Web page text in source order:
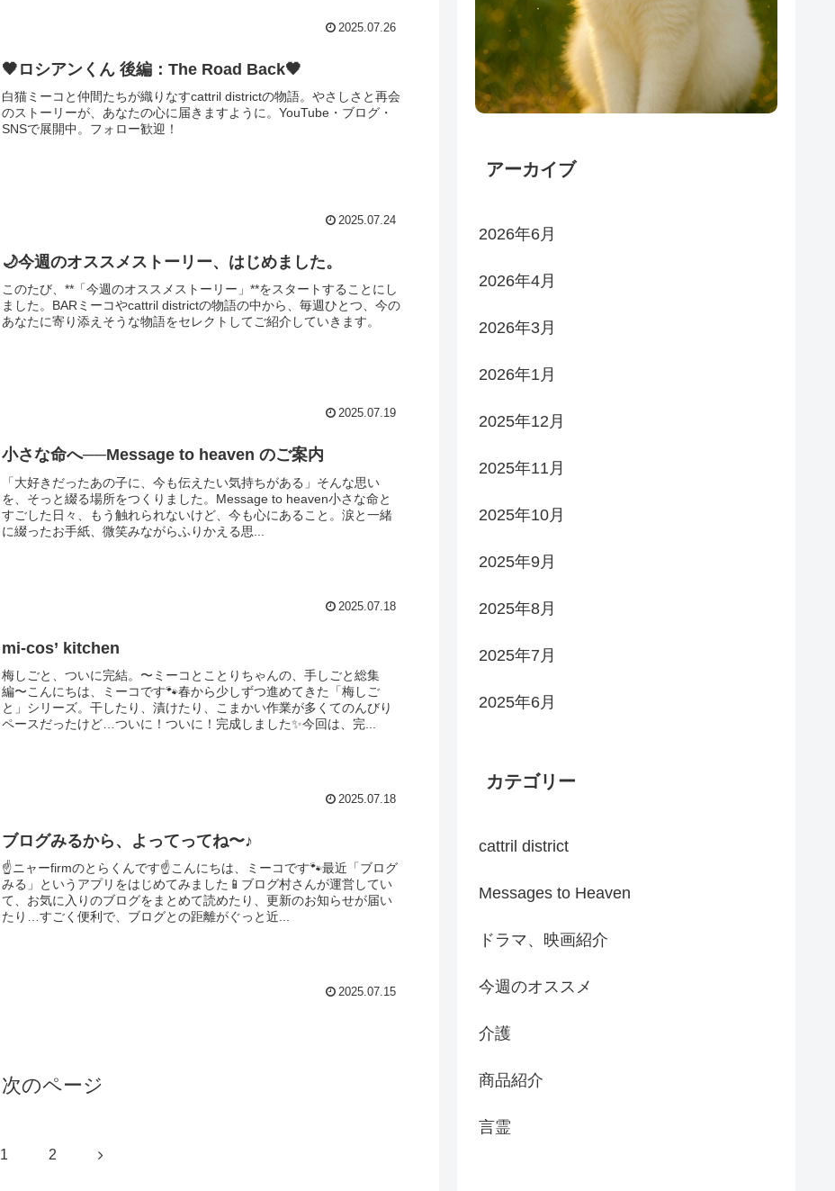
2025.07.26
🖤ロシアンくん 後編：The Road Back🖤
白猫ミーコと仲間たちが織りなすcattril districtの物語。やさしさと再会
のストーリーが、あなたの心に届きますように。YouTube・ブログ・
SNSで展開中。フォロー歓迎！
2025.07.24
🌙今週のオススメストーリー、はじめました。
このたび、**「今週のオススメストーリー」**をスタートすることにし
ました。BARミーコやcattril districtの物語の中から、毎週ひとつ、今の
あなたに寄り添えそうな物語をセレクトしてご紹介していきます。
2025.07.19
小さな命へ──Message to heaven のご案内
「大好きだったあの子に、今も伝えたい気持ちがある」そんな思い
を、そっと綴る場所をつくりました。Message to heaven小さな命と
すごした日々、もう触れられないけど、今も心にあること。涙と一緒
に綴ったお手紙、微笑みながらふりかえる思...
2025.07.18
mi-cos’ kitchen
梅しごと、ついに完結。〜ミーコとことりちゃんの、手しごと総集
編〜こんにちは、ミーコです🐾春から少しずつ進めてきた「梅しご
と」シリーズ。干したり、漬けたり、こまかい作業が多くてのんびり
ペースだったけど…ついに！ついに！完成しました✨今回は、完...
2025.07.18
ブログみるから、よってってね〜♪
☝️ニャーfirmのとらくんです☝️こんにちは、ミーコです🐾最近「ブログ
みる」というアプリをはじめてみました📱ブログ村さんが運営してい
て、お気に入りのブログをまとめて読めたり、更新のお知らせが届い
たり…すごく便利で、ブログとの距離がぐっと近...
2025.07.15
次のページ
1 2 次
アーカイブ
2026年6月
2026年4月
2026年3月
2026年1月
2025年12月
2025年11月
2025年10月
2025年9月
2025年8月
2025年7月
2025年6月
カテゴリー
cattril district
Messages to Heaven
ドラマ、映画紹介
今週のオススメ
介護
商品紹介
言霊